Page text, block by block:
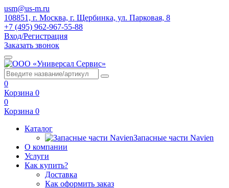
usm@us-m.ru
108851, г. Москва, г. Щербинка, ул. Парковая, 8
+7 (495) 962-967-55-88
Вход/Регистрация
Заказать звонок
0
Корзина 0
0
Корзина 0
Каталог
Запасные части Navien
О компании
Услуги
Как купить?
Доставка
Как оформить заказ